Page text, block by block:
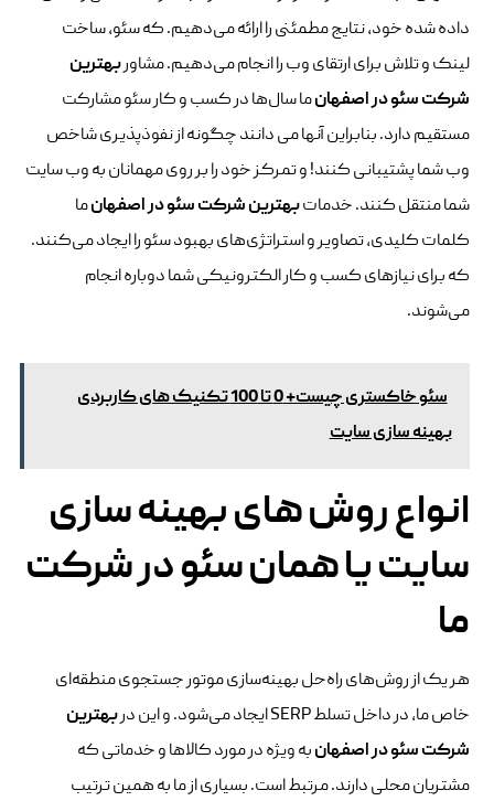
داده شده خود، نتایج مطمئنی را ارائه می‌دهیم. که سئو، ساخت
لینک و تلاش برای ارتقای وب را انجام می‌دهیم. مشاوربهترین
شرکت سئو در اصفهانما سال‌ها در کسب و کار سئو مشارکت
مستقیم دارد. بنابراین آنها می دانند چگونه از نفوذپذیری شاخص
وب شما پشتیبانی کنند! و تمرکز خود را بر روی مهمانان به وب سایت
شما منتقل کنند. خدماتبهترین شرکت سئو در اصفهانما
کلمات کلیدی، تصاویر و استراتژی‌های بهبود سئو را ایجاد می‌کنند.
که برای نیازهای کسب و کار الکترونیکی شما دوباره انجام
می‌شوند.
سئو خاکستری چیست+ 0 تا 100 تکنیک های کاربردی
بهینه سازی سایت
انواع روش های بهینه سازی
سایت یا همان سئو در شرکت
ما
هر یک از روش‌های راه‌حل بهینه‌سازی موتور جستجوی منطقه‌ای
خاص ما، در داخل تسلط SERP ایجاد می‌شود. و این در
بهترین
شرکت سئو در اصفهانبه ویژه در مورد کالاها و خدماتی که
مشتریان محلی دارند. مرتبط است. بسیاری از ما به همین ترتیب